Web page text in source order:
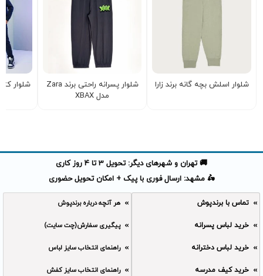
شلوار اسلش بچه گانه برند زارا
شلوار پسرانه راحتی برند Zara
مدل XBAX
شلوار
🚚 تهران و شهرهای دیگر: تحویل 3 تا 4 روز کاری
🛵 مشهد: ارسال فوری با پیک + امکان تحویل حضوری
تماس با برندپوش
خرید لباس پسرانه
خرید لباس دخترانه
خرید کیف مدرسه
هر آنچه درباره برندپوش
پیگیری سفارش(چت سایت)
راهنمای انتخاب سایز لباس
راهنمای انتخاب سایز کفش